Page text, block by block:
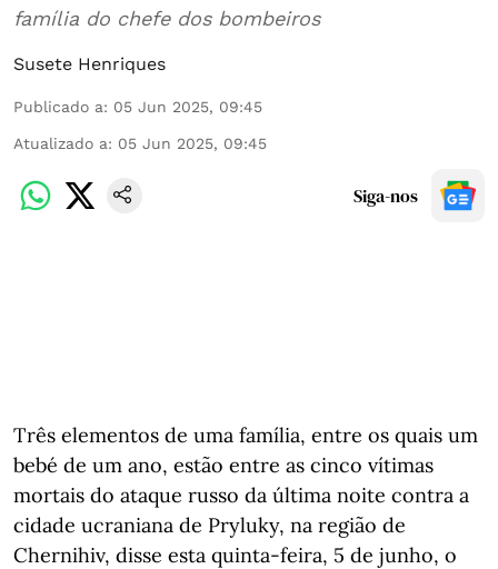
família do chefe dos bombeiros
Susete Henriques
Publicado a: 05 Jun 2025, 09:45
Atualizado a: 05 Jun 2025, 09:45
Siga-nos
Três elementos de uma família, entre os quais um
bebé de um ano, estão entre as cinco vítimas
mortais do ataque russo da última noite contra a
cidade ucraniana de Pryluky, na região de
Chernihiv, disse esta quinta-feira, 5 de junho, o